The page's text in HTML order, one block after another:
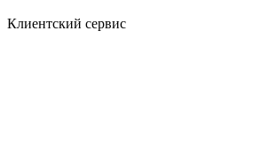
Клиентский сервис